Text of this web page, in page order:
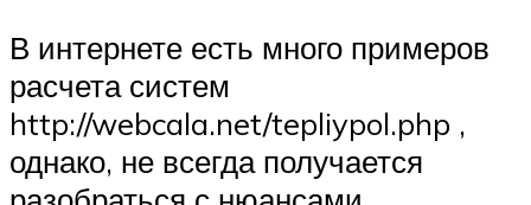
В интернете есть много примеров
расчета систем
http://webcala.net/tepliypol.php ,
однако, не всегда получается